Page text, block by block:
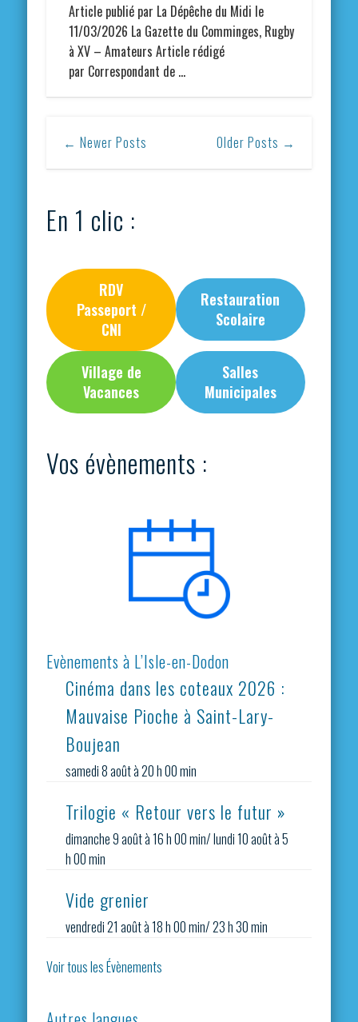
Article publié par La Dépêche du Midi le
11/03/2026 La Gazette du Comminges, Rugby
à XV – Amateurs Article rédigé
par Correspondant de …
← Newer Posts Older Posts →
En 1 clic :
RDV
Passeport /
CNI
Restauration
Scolaire
Village de
Vacances
Salles
Municipales
Vos évènements :
Evènements à L’Isle-en-Dodon
Cinéma dans les coteaux 2026 :
Mauvaise Pioche à Saint-Lary-
Boujean
samedi 8 août à 20 h 00 min
Trilogie « Retour vers le futur »
dimanche 9 août à 16 h 00 min/lundi 10 août à 5
h 00 min
Vide grenier
vendredi 21 août à 18 h 00 min/23 h 30 min
Voir tous les Évènements